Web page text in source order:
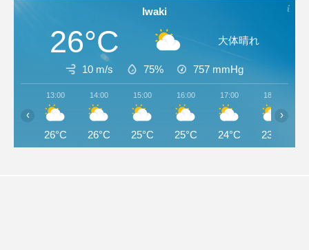
Iwaki
26°C 大体晴れ
10 m/s 75% 757 mmHg
13:00
26°C
14:00
26°C
15:00
25°C
16:00
25°C
17:00
24°C
18:00
23°C
‹ ›